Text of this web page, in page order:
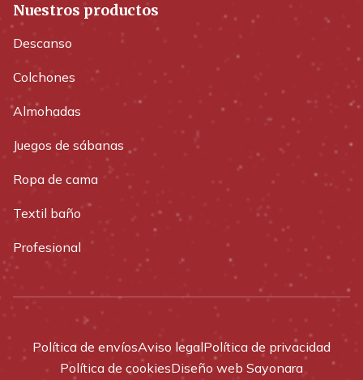
Nuestros productos
Descanso
Colchones
Almohadas
Juegos de sábanas
Ropa de cama
Textil baño
Profesional
Política de envíosAviso legalPolítica de privacidad
Política de cookiesDiseño web Sayonara